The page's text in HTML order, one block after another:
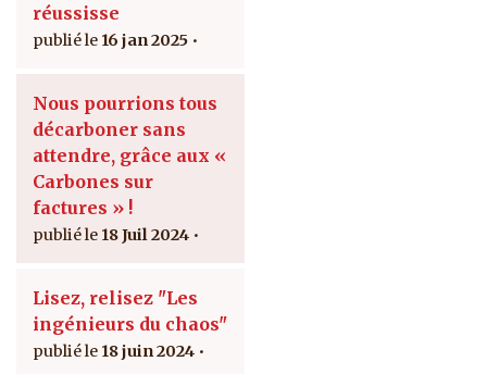
réussisse
16 jan 2025
Nous pourrions tous
décarboner sans
attendre, grâce aux «
Carbones sur
factures » !
18 Juil 2024
Lisez, relisez "Les
ingénieurs du chaos"
18 juin 2024